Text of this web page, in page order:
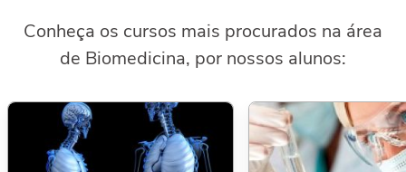
Conheça os cursos mais procurados na área
de Biomedicina, por nossos alunos: